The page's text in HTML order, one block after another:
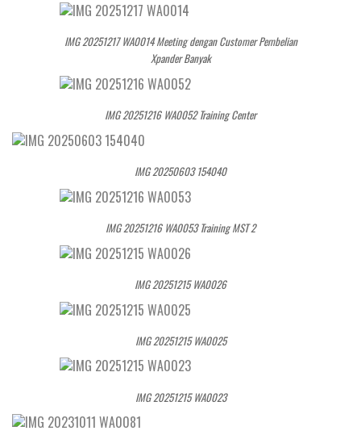
IMG 20251217 WA0014 Meeting dengan Customer Pembelian
Xpander Banyak
IMG 20251216 WA0052 Training Center
IMG 20250603 154040
IMG 20251216 WA0053 Training MST 2
IMG 20251215 WA0026
IMG 20251215 WA0025
IMG 20251215 WA0023